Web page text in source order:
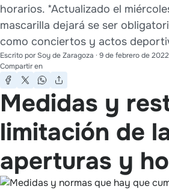
horarios. *Actualizado el
mascarilla dejará se ser
como conciertos y actos
Escrito porSoy de Zaragoza · 9 de febrero de 2022
Compartir en
Medidas y
limitación de
aperturas y